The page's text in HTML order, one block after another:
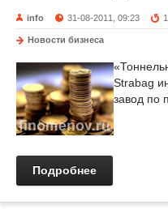
info 31-08-2011, 09:23
Новости бизнеса
Strabag
завод по
Подробнее